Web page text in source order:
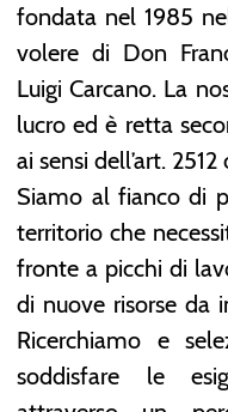
fondata nel 1985
volere di Don
Luigi Carcano. La
lucro ed è retta
ai sensi dell’art. 2512
Siamo al fianco di
territorio che
fronte a picchi di
di nuove risorse da
Ricerchiamo e
soddisfare le